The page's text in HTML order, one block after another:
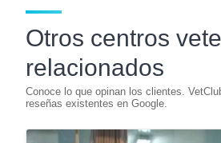
Otros centros
relacionados